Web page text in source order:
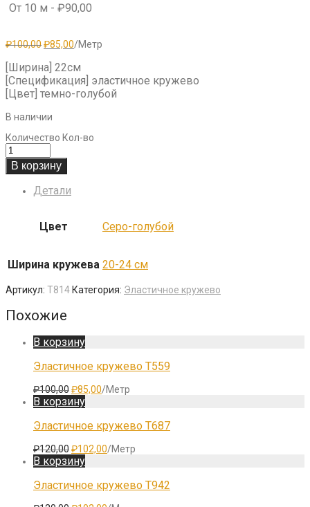
От 10 м - ₽90,00
₽100,00Первоначальная
составляла
₽100,00.
₽85,00Текущая
₽85,00.
/Метр
[Ширина] 22см
[Спецификация] эластичное кружево
[Цвет] темно-голубой
В наличии
Количество Кол-во
В корзину
Детали
Цвет Серо-голубой
Ширина кружева 20-24 см
Артикул: T814Категория: Эластичное кружево
Похожие
В корзину
Эластичное кружево T559
₽100,00Первоначальная
цена
составляла
₽100,00.
₽85,00Текущая
/Метр
В корзину
Эластичное кружево T687
₽120,00Первоначальная
цена
составляла
₽120,00.
₽102,00Текущая
/Метр
В корзину
Эластичное кружево T942